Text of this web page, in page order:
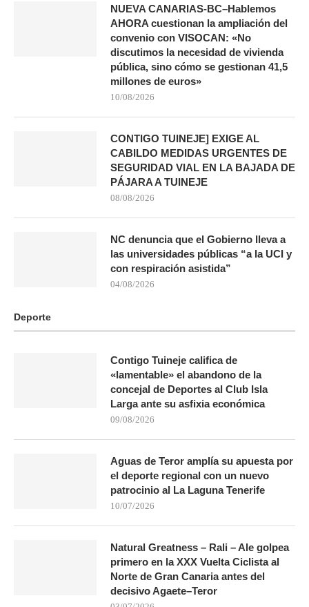
NUEVA CANARIAS-BC–Hablemos
AHORA cuestionan la ampliación del
convenio con VISOCAN: «No
discutimos la necesidad de vivienda
pública, sino cómo se gestionan 41,5
millones de euros»
10/08/2026
CONTIGO TUINEJE] EXIGE AL
CABILDO MEDIDAS URGENTES DE
SEGURIDAD VIAL EN LA BAJADA DE
PÁJARA A TUINEJE
08/08/2026
NC denuncia que el Gobierno lleva a
las universidades públicas “a la UCI y
con respiración asistida”
04/08/2026
Deporte
Contigo Tuineje califica de
«lamentable» el abandono de la
concejal de Deportes al Club Isla
Larga ante su asfixia económica
09/08/2026
Aguas de Teror amplía su apuesta por
el deporte regional con un nuevo
patrocinio al La Laguna Tenerife
10/07/2026
Natural Greatness – Rali – Ale golpea
primero en la XXX Vuelta Ciclista al
Norte de Gran Canaria antes del
decisivo Agaete–Teror